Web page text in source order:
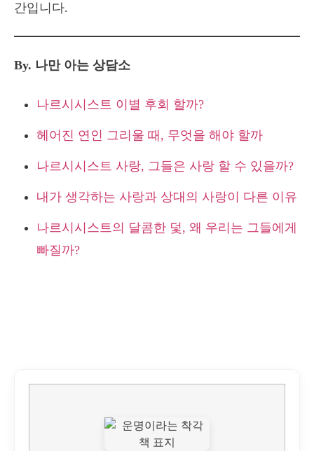
간입니다.
By. 나만 아는 상담소
나르시시스트 이별 후회 할까?
헤어진 연인 그리울 때, 무엇을 해야 할까
나르시시스트 사랑, 그들은 사랑 할 수 있을까?
내가 생각하는 사랑과 상대의 사랑이 다른 이유
나르시시스트의 달콤한 덫, 왜 우리는 그들에게
빠질까?